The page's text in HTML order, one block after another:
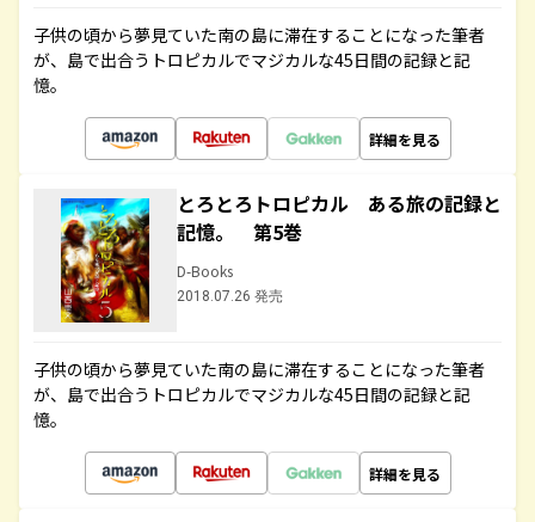
子供の頃から夢見ていた南の島に滞在することになった筆者
が、島で出合うトロピカルでマジカルな45日間の記録と記
憶。
詳細を見る
とろとろトロピカル ある旅の記録と
記憶。 第5巻
D-Books
2018.07.26 発売
子供の頃から夢見ていた南の島に滞在することになった筆者
が、島で出合うトロピカルでマジカルな45日間の記録と記
憶。
詳細を見る